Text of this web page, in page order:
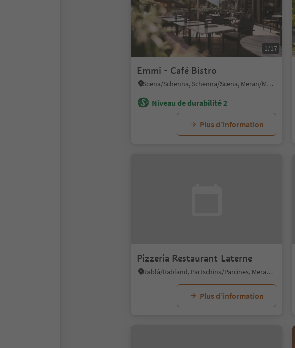
1/17
Emmi - Café Bistro
Scena/Schenna, Schenna/Scena, Meran/Merano and environs
Niveau de durabilité 2
Plus d’information
Pizzeria Restaurant Laterne
Rablà/Rabland, Partschins/Parcines, Meran/Merano and environs
Plus d’information